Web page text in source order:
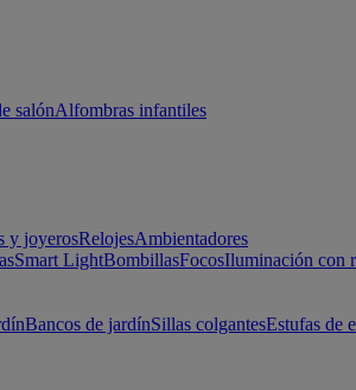
salónAlfombras infantiles
y joyerosRelojesAmbientadores
Smart LightBombillasFocosIluminación con
Bancos de jardínSillas colgantesEstufas de